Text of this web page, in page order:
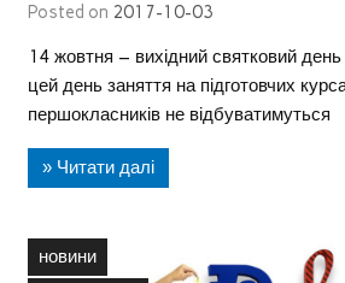
Posted on 2017-10-03
14 жовтня – вихідний святковий день
цей день заняття на підготовчих
першокласників не відбуватимуться
» Читати далі
новини